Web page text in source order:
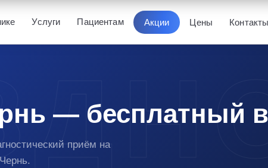
Услуги Пациентам Акции Цены Контакты
— бесплатный
приём на